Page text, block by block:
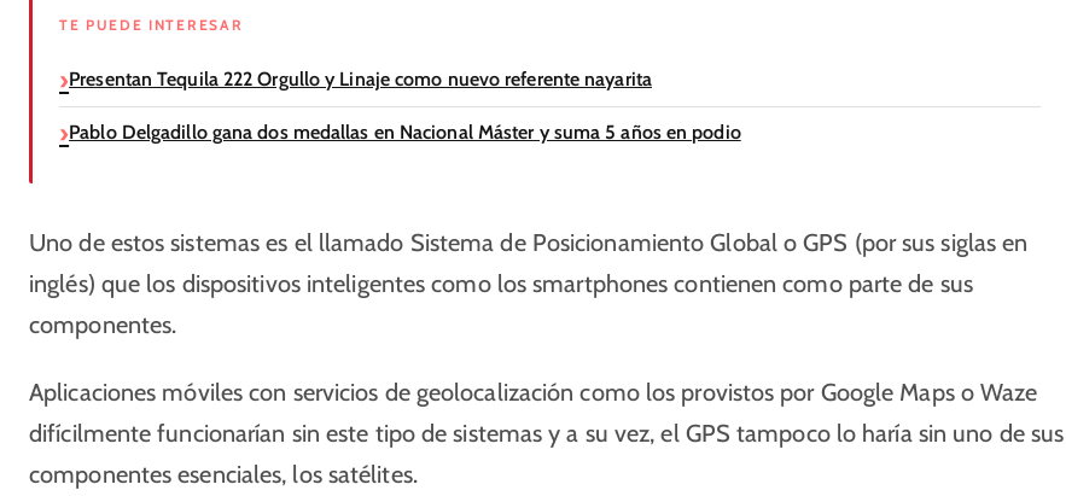
TE PUEDE INTERESAR
Presentan Tequila 222 Orgullo y Linaje como nuevo referente nayarita
Pablo Delgadillo gana dos medallas en Nacional Máster y suma 5 años en podio
Uno de estos sistemas es el llamado Sistema de Posicionamiento Global o GPS (por sus siglas en
inglés) que los dispositivos inteligentes como los smartphones contienen como parte de sus
componentes.
Aplicaciones móviles con servicios de geolocalización como los provistos por Google Maps o Waze
difícilmente funcionarían sin este tipo de sistemas y a su vez, el GPS tampoco lo haría sin uno de sus
componentes esenciales, los satélites.